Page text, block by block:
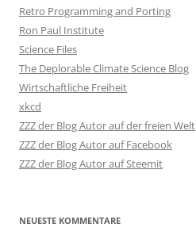
Retro Programming and Porting
Ron Paul Institute
Science Files
The Deplorable Climate Science Blog
Wirtschaftliche Freiheit
xkcd
ZZZ der Blog Autor auf der freien Welt
ZZZ der Blog Autor auf Facebook
ZZZ der Blog Autor auf Steemit
NEUESTE KOMMENTARE